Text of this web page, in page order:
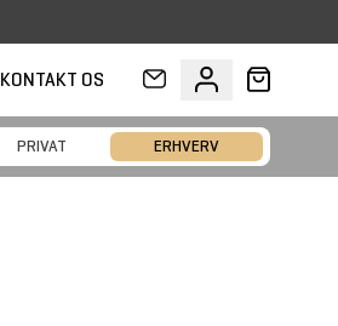
KONTAKT OS
PRIVAT ERHVERV